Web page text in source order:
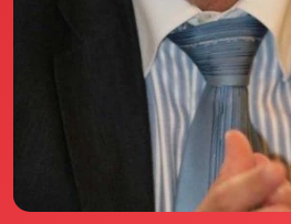
Love Academy
Domande Frequenti
Impegno Sociale
YouTube